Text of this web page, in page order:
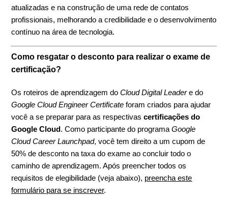
atualizadas e na construção de uma rede de contatos
profissionais, melhorando a credibilidade e o desenvolvimento
contínuo na área de tecnologia.
Como resgatar o desconto para realizar o exame de
certificação?
Os roteiros de aprendizagem doCloud Digital Leadere do
Google Cloud Engineer Certificate foram criados para ajudar
você a se preparar para as respectivascertificações do
Google Cloud. Como participante do programaGoogle
Cloud Career Launchpad, você tem direito a um cupom de
50% de desconto na taxa do exame ao concluir todo o
caminho de aprendizagem. Após preencher todos os
requisitos de elegibilidade (veja abaixo), preencha este
formulário para se inscrever.